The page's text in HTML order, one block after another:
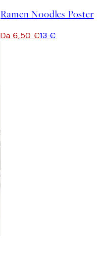
Ramen Noodles Poster
Da 6,50 €13 €